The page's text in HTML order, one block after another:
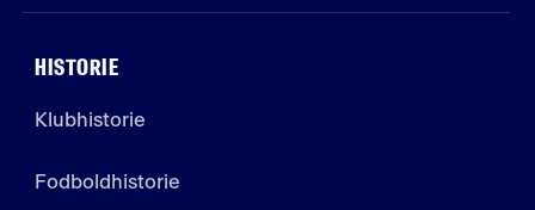
HISTORIE
Klubhistorie
Fodboldhistorie